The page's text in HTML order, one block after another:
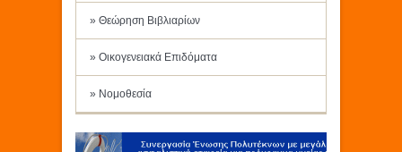
» Θεώρηση Βιβλιαρίων
» Οικογενειακά Επιδόματα
» Νομοθεσία